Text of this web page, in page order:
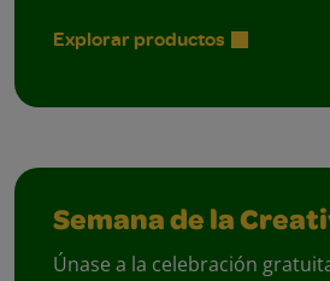
Explorar productos
Semana de la
Únase a la celebración